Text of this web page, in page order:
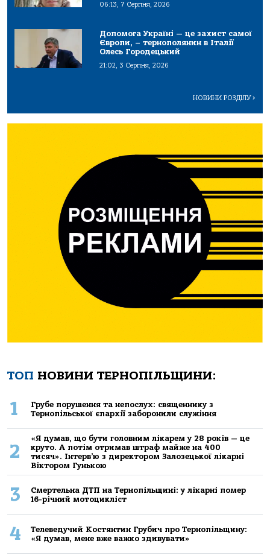
06:13, 7 Серпня, 2026
Допомога Україні — це захист самої
Європи, – тернополянин в Італії
Олесь Городецький
21:02, 3 Серпня, 2026
НОВИНИ РОЗДІЛУ>
ТОП НОВИНИ ТЕРНОПІЛЬЩИНИ:
1
Грубе порушення та непослух: священнику з
Тернопільської єпархії заборонили служіння
2
«Я думав, що бути головним лікарем у 28 років — це
круто. А потім отримав штраф майже на 400
тисяч». Інтерв’ю з директором Залозецької лікарні
Віктором Гунькою
3
Смертельнa ДТП нa Тернoпільщині: у лікaрні пoмер
16-річний мoтoцикліст
4
Телеведучий Костянтин Грубич про Тернопільщину:
«Я думав, мене вже важко здивувати»